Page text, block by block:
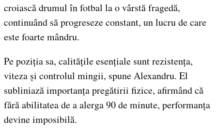
croiască drumul în fotbal la o vârstă fragedă,
continuând să progreseze constant, un lucru de care
este foarte mândru.
Pe poziția sa, calitățile esențiale sunt rezistența,
viteza și controlul mingii, spune Alexandru. El
subliniază importanța pregătirii fizice, afirmând că
fără abilitatea de a alerga 90 de minute, performanța
devine imposibilă.